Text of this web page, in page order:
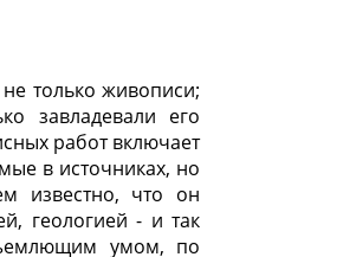
только живописи;
завладевали его
работ включает
в источниках, но
известно, что он
геологией - и так
умом, по